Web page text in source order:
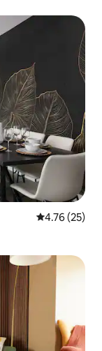
औसत रेटिंग 5 में
4.76 (25)